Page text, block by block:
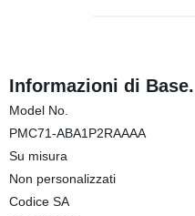
Informazioni di Base.
Model No.
PMC71-ABA1P2RAAAA
Su misura
Non personalizzati
Codice SA